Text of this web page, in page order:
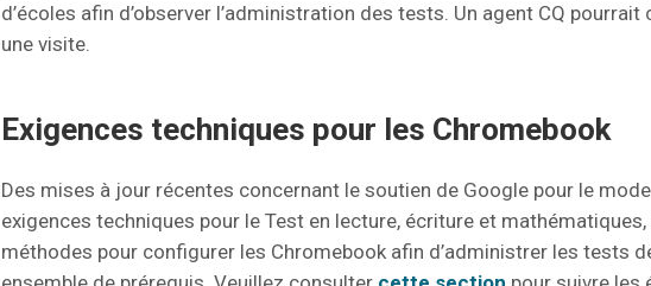
d’écoles afin d’observer l’administration des tests. Un agent CQ
une visite.
Exigences techniques pour les Chromebook
Des mises à jour récentes concernant le soutien de Google pour le
exigences techniques pour le Test en lecture, écriture et
méthodes pour configurer les Chromebook afin d’administrer les tests